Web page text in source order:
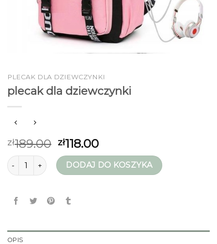
PLECAK DLA DZIEWCZYNKI
plecak dla dziewczynki
zł189.00 zł118.00
ilość plecak dla dziewczynkiDODAJ DO KOSZYKA
OPIS